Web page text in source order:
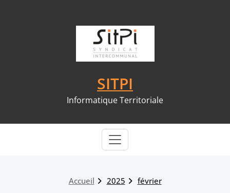
SITPI
Informatique Territoriale
Accueil 2025 février